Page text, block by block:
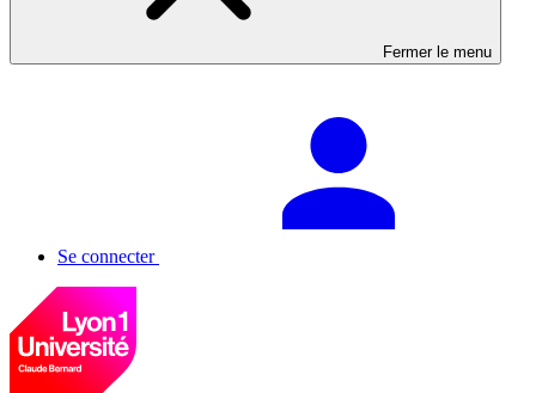
Fermer le menu
Se connecter